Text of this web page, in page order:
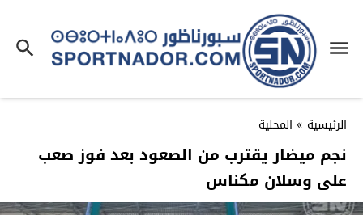
الرئيسية » المحلية
نجم ميضار يقترب من الصعود بعد فوز صعب
على وسلان مكناس